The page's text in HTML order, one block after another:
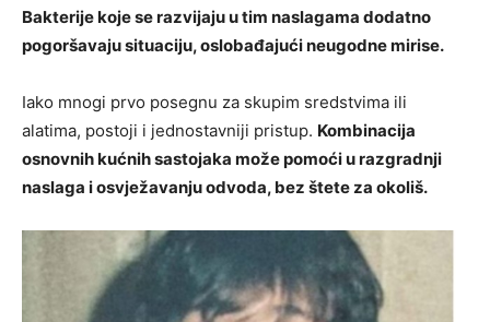
Bakterije koje se razvijaju u tim naslagama dodatno
pogoršavaju situaciju, oslobađajući neugodne mirise.
Iako mnogi prvo posegnu za skupim sredstvima ili
alatima, postoji i jednostavniji pristup. Kombinacija
osnovnih kućnih sastojaka može pomoći u razgradnji
naslaga i osvježavanju odvoda, bez štete za okoliš.